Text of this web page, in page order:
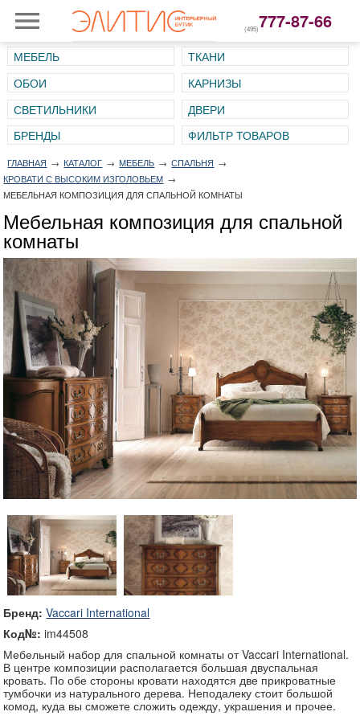
(495)777-87-66
МЕБЕЛЬ
ТКАНИ
ОБОИ
КАРНИЗЫ
СВЕТИЛЬНИКИ
ДВЕРИ
ГЛАВНАЯ → КАТАЛОГ → МЕБЕЛЬ → СПАЛЬНЯ →
КРОВАТИ С ВЫСОКИМ ИЗГОЛОВЬЕМ →
МЕБЕЛЬНАЯ КОМПОЗИЦИЯ ДЛЯ СПАЛЬНОЙ КОМНАТЫ
Мебельная композиция для спальной
комнаты
Бренд: Vaccari International
Код№:im44508
Мебельный набор для спальной комнаты от Vaccari International.
В центре композиции располагается большая двуспальная
кровать. По обе стороны кровати находятся две прикроватные
тумбочки из натурального дерева. Неподалеку стоит большой
комод, куда вы сможете сложить одежду, украшения и прочее.